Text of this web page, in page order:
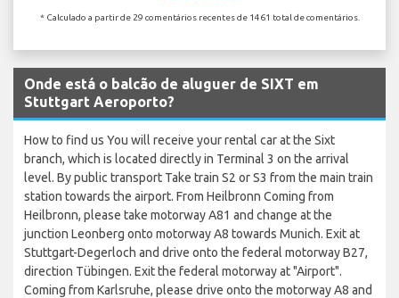
* Calculado a partir de 29 comentários recentes de 1461 total de comentários.
Onde está o balcão de aluguer de SIXT em
Stuttgart Aeroporto?
How to find us You will receive your rental car at the Sixt
branch, which is located directly in Terminal 3 on the arrival
level. By public transport Take train S2 or S3 from the main train
station towards the airport. From Heilbronn Coming from
Heilbronn, please take motorway A81 and change at the
junction Leonberg onto motorway A8 towards Munich. Exit at
Stuttgart-Degerloch and drive onto the federal motorway B27,
direction Tübingen. Exit the federal motorway at "Airport".
Coming from Karlsruhe, please drive onto the motorway A8 and